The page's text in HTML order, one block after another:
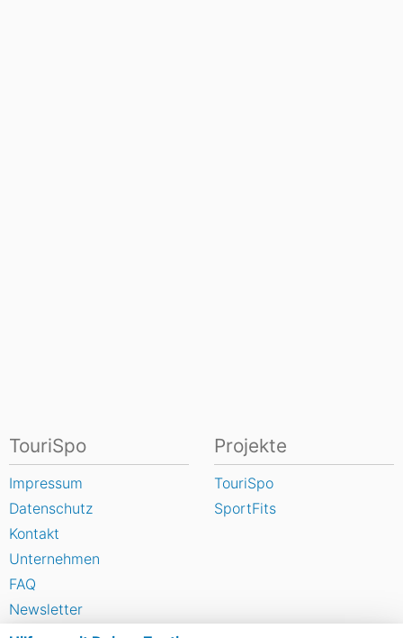
TouriSpo
Impressum
Datenschutz
Kontakt
Unternehmen
FAQ
Newsletter
Widget
Projekte
TouriSpo
SportFits